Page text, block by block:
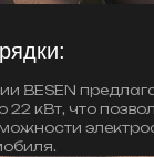
BESEN
22 кВт, что